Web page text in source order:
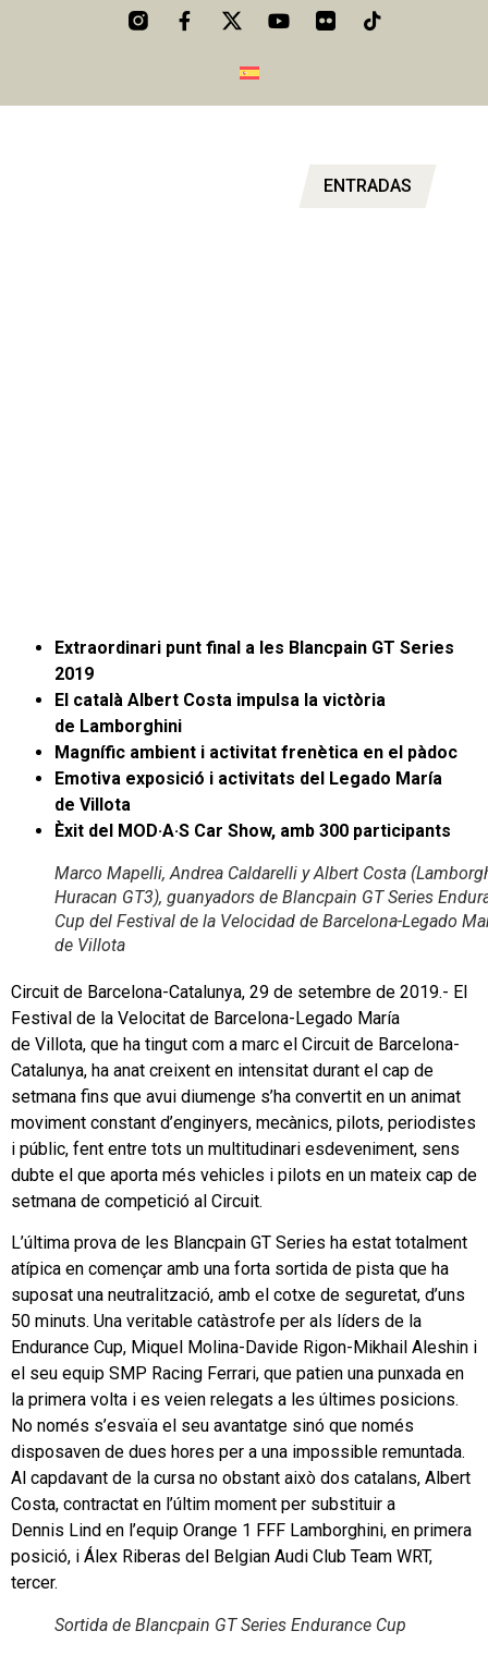
ENTRADAS
Extraordinari punt final a les Blancpain GT Series
2019
El català Albert Costa impulsa la victòria
de Lamborghini
Magnífic ambient i activitat frenètica en el pàdoc
Emotiva exposició i activitats del Legado María
de Villota
Èxit del MOD·A·S Car Show, amb 300 participants
Marco Mapelli, Andrea Caldarelli y Albert Costa
Huracan GT3), guanyadors de Blancpain GT Series
Cup del Festival de la Velocidad de Barcelona-Legado
de Villota
Circuit de Barcelona-Catalunya, 29 de setembre de 2019.- El
Festival de la Velocitat de Barcelona-Legado María
de Villota, que ha tingut com a marc el Circuit de Barcelona-
Catalunya, ha anat creixent en intensitat durant el cap de
setmana fins que avui diumenge s’ha convertit en un animat
moviment constant d’enginyers, mecànics, pilots, periodistes
i públic, fent entre tots un multitudinari esdeveniment, sens
dubte el que aporta més vehicles i pilots en un mateix cap de
setmana de competició al Circuit.
L’última prova de les Blancpain GT Series ha estat totalment
atípica en començar amb una forta sortida de pista que ha
suposat una neutralització, amb el cotxe de seguretat, d’uns
50 minuts. Una veritable catàstrofe per als líders de la
Endurance Cup, Miquel Molina-Davide Rigon-Mikhail Aleshin i
el seu equip SMP Racing Ferrari, que patien una punxada en
la primera volta i es veien relegats a les últimes posicions.
No només s’esvaïa el seu avantatge sinó que només
disposaven de dues hores per a una impossible remuntada.
Al capdavant de la cursa no obstant això dos catalans, Albert
Costa, contractat en l’últim moment per substituir a
Dennis Lind en l’equip Orange 1 FFF Lamborghini, en primera
posició, i Álex Riberas del Belgian Audi Club Team WRT,
tercer.
Sortida de Blancpain GT Series Endurance Cup